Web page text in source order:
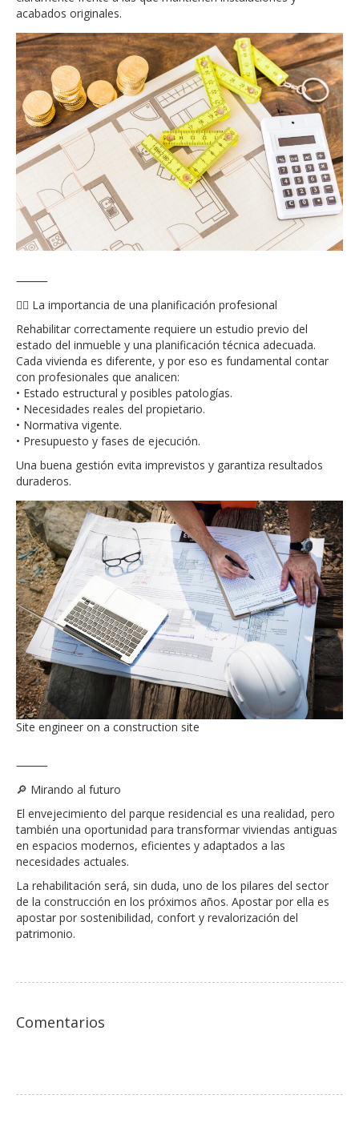
acabados originales.
⸻
👷‍♂️ La importancia de una planificación profesional
Rehabilitar correctamente requiere un estudio previo del
estado del inmueble y una planificación técnica adecuada.
Cada vivienda es diferente, y por eso es fundamental contar
con profesionales que analicen:
• Estado estructural y posibles patologías.
• Necesidades reales del propietario.
• Normativa vigente.
• Presupuesto y fases de ejecución.
Una buena gestión evita imprevistos y garantiza resultados
duraderos.
Site engineer on a construction site
⸻
🔎 Mirando al futuro
El envejecimiento del parque residencial es una realidad, pero
también una oportunidad para transformar viviendas antiguas
en espacios modernos, eficientes y adaptados a las
necesidades actuales.
La rehabilitación será, sin duda, uno de los pilares del sector
de la construcción en los próximos años. Apostar por ella es
apostar por sostenibilidad, confort y revalorización del
patrimonio.
Comentarios